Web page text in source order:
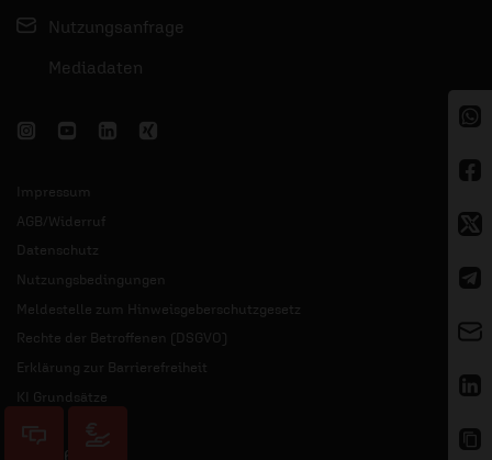
Nutzungsanfrage
Mediadaten
Impressum
AGB/Widerruf
Datenschutz
Nutzungsbedingungen
Meldestelle zum Hinweisgeberschutzgesetz
Rechte der Betroffenen (DSGVO)
Erklärung zur Barrierefreiheit
KI Grundsätze
© 2026 ERF